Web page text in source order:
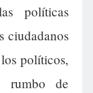
políticas
ciudadanos
políticos,
rumbo de